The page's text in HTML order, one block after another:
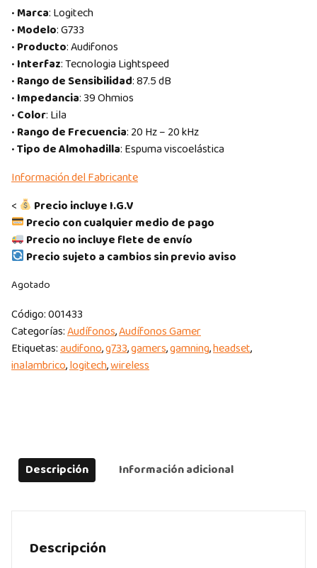
• Marca: Logitech
• Modelo: G733
• Producto: Audifonos
• Interfaz: Tecnologia Lightspeed
• Rango de Sensibilidad: 87.5 dB
• Impedancia: 39 Ohmios
• Color: Lila
• Rango de Frecuencia: 20 Hz – 20 kHz
•Tipo de Almohadilla: Espuma viscoelástica
Información del Fabricante
<
Precio incluye I.G.V
Precio con cualquier medio de pago
Precio no incluye flete de envío
Precio sujeto a cambios sin previo aviso
Agotado
Código:001433
Categorías:Audífonos,Audífonos Gamer
Etiquetas:audifono,g733,gamers,gamning,headset,
inalambrico,logitech,wireless
Descripción Información adicional
Descripción